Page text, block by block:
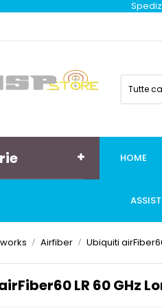
Tutte
HOME
Airfiber Ubiquiti
LR 60 GHz